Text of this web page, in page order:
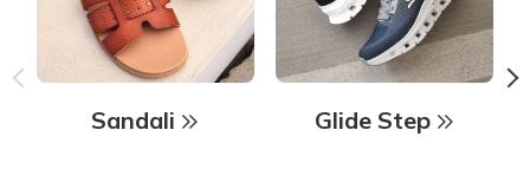
Sandali Glide Step